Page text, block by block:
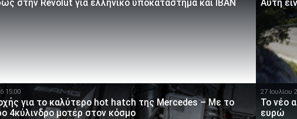
στην Revolut για ελληνικό υποκατάστημα και IBAN Αυτή
15:00
για το καλύτερο hot hatch της Mercedes – Με το
4κύλινδρο μοτέρ στον κόσμο
27 Ιουλίου
Το νέο
ευρώ